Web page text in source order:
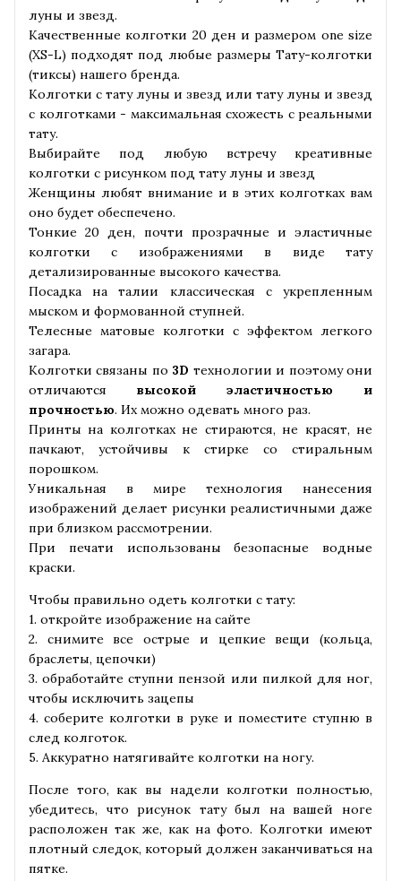
луны и звезд.
Качественные колготки 20 ден и размером one size
(XS-L) подходят под любые размеры Тату-колготки
(тиксы) нашего бренда.
Колготки с тату луны и звезд или тату луны и звезд
с колготками - максимальная схожесть с реальными
тату.
Выбирайте под любую встречу креативные
колготки с рисунком под тату луны и звезд
Женщины любят внимание и в этих колготках вам
оно будет обеспечено.
Тонкие 20 ден, почти прозрачные и эластичные
колготки с изображениями в виде тату
детализированные высокого качества.
Посадка на талии классическая с укрепленным
мыском и формованной ступней.
Телесные матовые колготки с эффектом легкого
загара.
Колготки связаны по 3D технологии и поэтому они
отличаются высокой эластичностью и
прочностью. Их можно одевать много раз.
Принты на колготках не стираются, не красят, не
пачкают, устойчивы к стирке со стиральным
порошком.
Уникальная в мире технология нанесения
изображений делает рисунки реалистичными даже
при близком рассмотрении.
При печати использованы безопасные водные
краски.
Чтобы правильно одеть колготки с тату:
1. откройте изображение на сайте
2. снимите все острые и цепкие вещи (кольца,
браслеты, цепочки)
3. обработайте ступни пензой или пилкой для ног,
чтобы исключить зацепы
4. соберите колготки в руке и поместите ступню в
след колготок.
5. Аккуратно натягивайте колготки на ногу.
После того, как вы надели колготки полностью,
убедитесь, что рисунок тату был на вашей ноге
расположен так же, как на фото. Колготки имеют
плотный следок, который должен заканчиваться на
пятке.